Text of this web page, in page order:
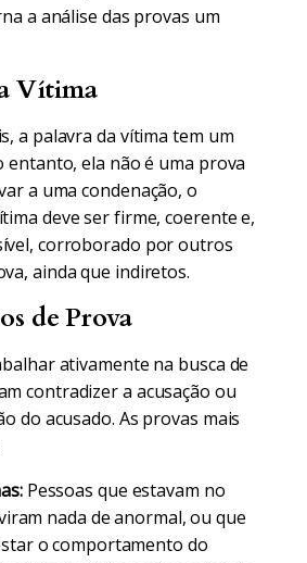
a análise das provas um
Vítima
a palavra da vítima tem um
entanto, ela não é uma prova
a uma condenação, o
deve ser firme, coerente e,
corroborado por outros
ainda que indiretos.
de Prova
ativamente na busca de
contradizer a acusação ou
do acusado. As provas mais
Pessoas que estavam no
nada de anormal, ou que
o comportamento do